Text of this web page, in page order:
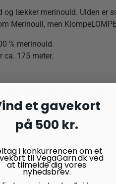
og lækker merinould. Ulden
Merinoull, men
% merinould.
ca. 175 meter.
får, der ikke
et gavekort
på 500 kr.
i konkurrencen om et
til VegaGarn.dk ved
at tilmelde dig vores
nyhedsbrev.